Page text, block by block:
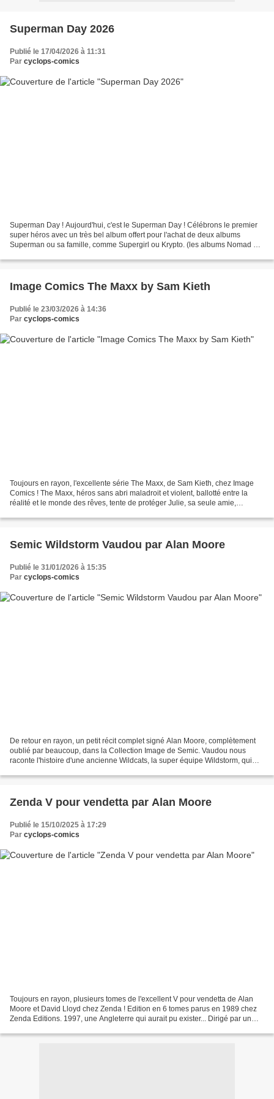
Superman Day 2026
Publié le 17/04/2026 à 11:31
Par cyclops-comics
Superman Day ! Aujourd'hui, c'est le Superman Day ! Célébrons le premier
super héros avec un très bel album offert pour l'achat de deux albums
Superman ou sa famille, comme Supergirl ou Krypto. (les albums Nomad ne
Image Comics The Maxx by Sam Kieth
Publié le 23/03/2026 à 14:36
Par cyclops-comics
Toujours en rayon, l'excellente série The Maxx, de Sam Kieth, chez Image
Comics ! The Maxx, héros sans abri maladroit et violent, ballotté entre la
réalité et le monde des rêves, tente de protéger Julie, sa seule amie,
Semic Wildstorm Vaudou par Alan Moore
Publié le 31/01/2026 à 15:35
Par cyclops-comics
De retour en rayon, un petit récit complet signé Alan Moore, complètement
oublié par beaucoup, dans la Collection Image de Semic. Vaudou nous
raconte l'histoire d'une ancienne Wildcats, la super équipe Wildstorm, qui
Zenda V pour vendetta par Alan Moore
Publié le 15/10/2025 à 17:29
Par cyclops-comics
Toujours en rayon, plusieurs tomes de l'excellent V pour vendetta de Alan
Moore et David Lloyd chez Zenda ! Edition en 6 tomes parus en 1989 chez
Zenda Editions. 1997, une Angleterre qui aurait pu exister... Dirigé par un